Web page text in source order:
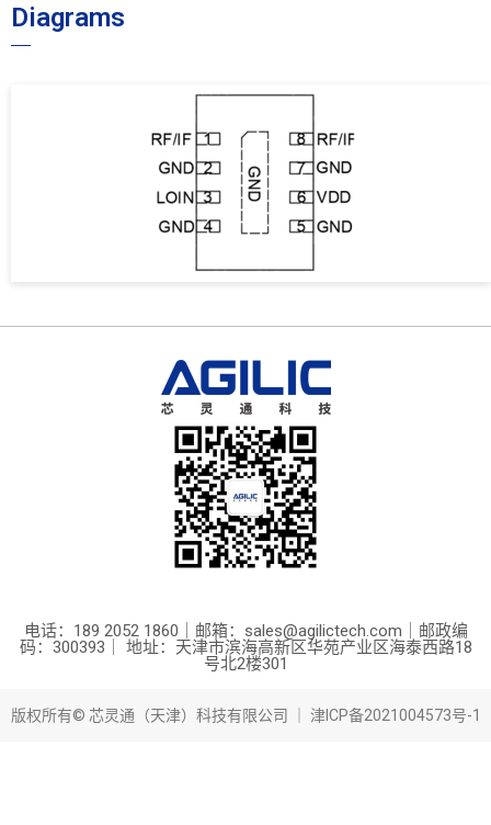
Diagrams
电话：189 2052 1860｜邮箱：sales@agilictech.com｜邮政编
码：300393｜ 地址：天津市滨海高新区华苑产业区海泰西路18
号北2楼301
版权所有© 芯灵通（天津）科技有限公司 ｜ 津ICP备2021004573号-1